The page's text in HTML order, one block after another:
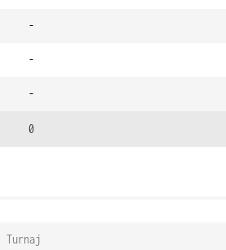
-
-
-
0
Turnaj